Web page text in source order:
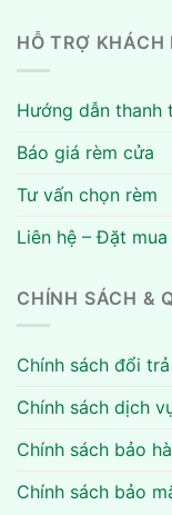
HỖ TRỢ KHÁCH
Hướng dẫn thanh
Báo giá rèm cửa
Tư vấn chọn rèm
Liên hệ – Đặt
CHÍNH SÁCH &
Chính sách đổi
Chính sách dịch
Chính sách bảo
Chính sách bảo